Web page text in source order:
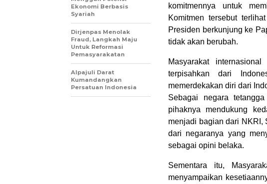
komitmennya untuk
Komitmen tersebut
Presiden berkunjung ke
tidak akan berubah.
Masyarakat
terpisahkan dari
memerdekakan diri dari
Sebagai negara
pihaknya mendukung
menjadi bagian dari NKRI,
dari negaranya yang
sebagai opini belaka.
Sementara itu,
menyampaikan
Ekonomi Berbasis
Syariah
Dirjenpas Menolak
Fraud, Langkah Maju
Untuk Reformasi
Pemasyarakatan
Alpajuli Darat
Kumandangkan
Persatuan Indonesia